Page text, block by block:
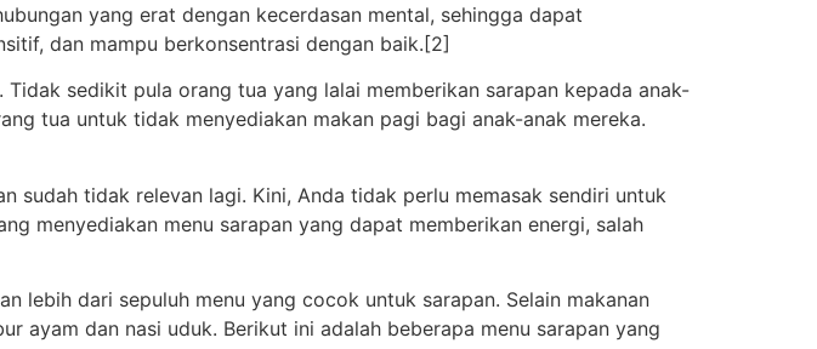
yang erat dengan kecerdasan mental, sehingga dapat
dan mampu berkonsentrasi dengan baik.[2]
sedikit pula orang tua yang lalai memberikan sarapan kepada anak-
tua untuk tidak menyediakan makan pagi bagi anak-anak mereka.
sudah tidak relevan lagi. Kini, Anda tidak perlu memasak sendiri untuk
menyediakan menu sarapan yang dapat memberikan energi, salah
lebih dari sepuluh menu yang cocok untuk sarapan. Selain makanan
ayam dan nasi uduk. Berikut ini adalah beberapa menu sarapan yang